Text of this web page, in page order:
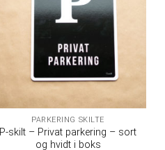
PARKERING SKILTE
P-skilt – Privat parkering – sort
og hvidt i boks